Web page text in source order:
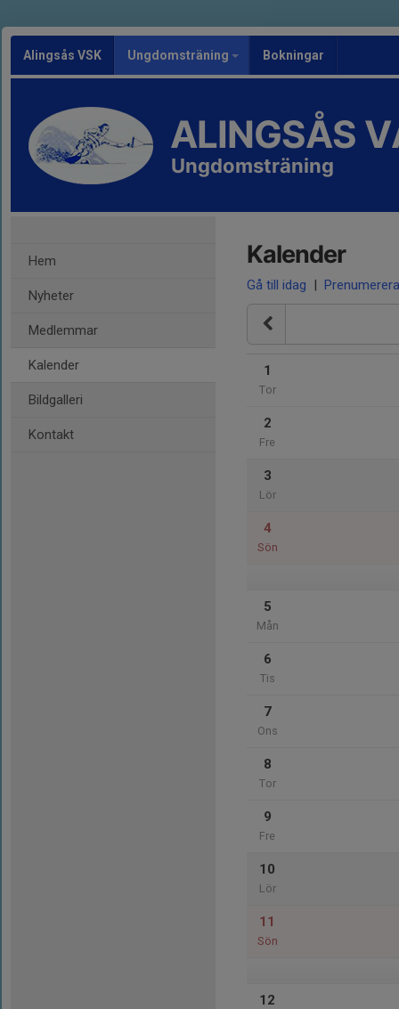
Alingsås VSK Ungdomsträning Bokningar
ALINGSÅS
Ungdomsträning
Hem
Nyheter
Medlemmar
Kalender
Bildgalleri
Kontakt
Kalender
Gå till idag | Prenumerera
1
Tor
2
Fre
3
Lör
4
Sön
5
Mån
6
Tis
7
Ons
8
Tor
9
Fre
10
Lör
11
Sön
12